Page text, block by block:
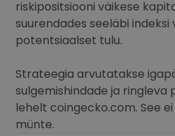
riskipositsiooni väikese
suurendades seeläbi indeksi
potentsiaalset tulu.
Strateegia arvutatakse
sulgemishindade ja ringleva
lehelt coingecko.com. See
münte.